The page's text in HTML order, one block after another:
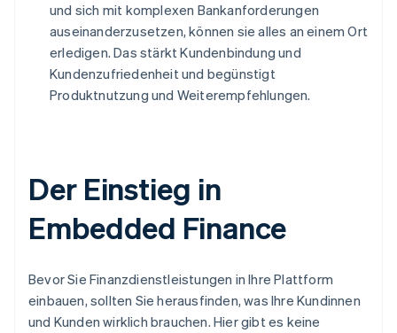
und sich mit komplexen Bankanforderungen
auseinanderzusetzen, können sie alles an einem Ort
erledigen. Das stärkt Kundenbindung und
Kundenzufriedenheit und begünstigt
Produktnutzung und Weiterempfehlungen.
Der Einstieg in
Embedded Finance
Bevor Sie Finanzdienstleistungen in Ihre Plattform
einbauen, sollten Sie herausfinden, was Ihre Kundinnen
und Kunden wirklich brauchen. Hier gibt es keine